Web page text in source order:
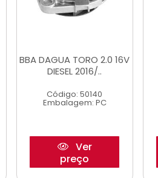
BBA DAGUA TORO 2.0 16V
DIESEL 2016/..
Código: 50140
Embalagem: PC
Ver
preço